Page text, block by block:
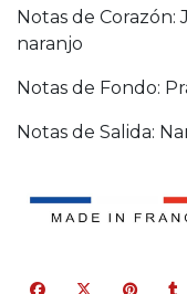
Notas de Corazón:
naranjo
Notas de Fondo:
Notas de Salida: